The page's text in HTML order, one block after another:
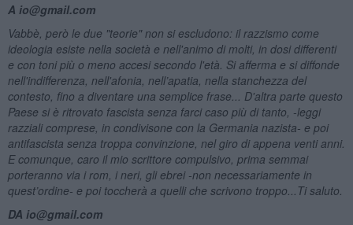
A io@gmail.com
Vabbè, però le due "teorie" non si escludono: il razzismo come
ideologia esiste nella società e nell'animo di molti, in dosi differenti
e con toni più o meno accesi secondo l'età . Si afferma e si diffonde
nell'indifferenza, nell'afonia, nell’apatia, nella stanchezza del
contesto, fino a diventare una semplice frase... D'altra parte questo
Paese si è ritrovato fascista senza farci caso più di tanto, -leggi
razziali comprese, in condivisone con la Germania nazista- e poi
antifascista senza troppa convinzione, nel giro di appena venti anni.
E comunque, caro il mio scrittore compulsivo, prima semmai
porteranno via i rom, i neri, gli ebrei -non necessariamente in
quest’ordine- e poi toccherà a quelli che scrivono troppo...Ti saluto.
DA io@gmail.com